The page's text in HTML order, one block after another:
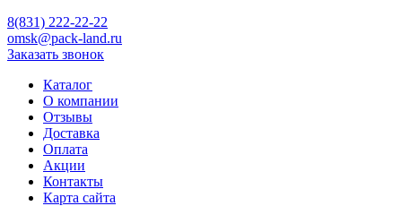
8(831) 222-22-22
omsk@pack-land.ru
Заказать звонок
Каталог
О компании
Отзывы
Доставка
Оплата
Акции
Контакты
Карта сайта